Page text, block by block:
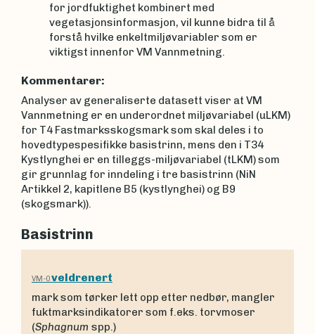
for jordfuktighet kombinert med
vegetasjonsinformasjon, vil kunne bidra til å
forstå hvilke enkeltmiljøvariabler som er
viktigst innenfor VM Vannmetning.
Kommentarer:
Analyser av generaliserte datasett viser at VM
Vannmetning er en underordnet miljøvariabel (uLKM)
for T4 Fastmarksskogsmark som skal deles i to
hovedtypespesifikke basistrinn, mens den i T34
Kystlynghei er en tilleggs-miljøvariabel (tLKM) som
gir grunnlag for inndeling i tre basistrinn (NiN
Artikkel 2, kapitlene B5 (kystlynghei) og B9
(skogsmark)).
Basistrinn
VM-0veldrenert
mark som tørker lett opp etter nedbør, mangler
fuktmarksindikatorer som f.eks. torvmoser
(Sphagnum spp.)